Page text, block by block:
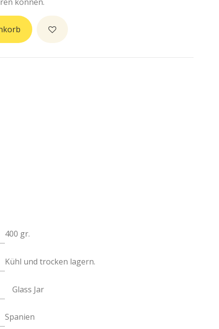
400 gr.
Kühl und trocken lagern.
Glass Jar
Spanien